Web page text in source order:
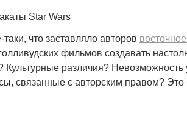
что заставляло авторов
фильмов создавать
Культурные различия? Невозможность
связанные с авторским правом? Это